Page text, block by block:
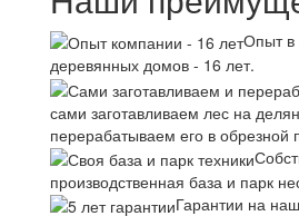
Опыт в
деревянных домов - 16 лет.
сами заготавливаем лес на
перерабатываем его в обрезной
производственная база и парк
Гарантии на